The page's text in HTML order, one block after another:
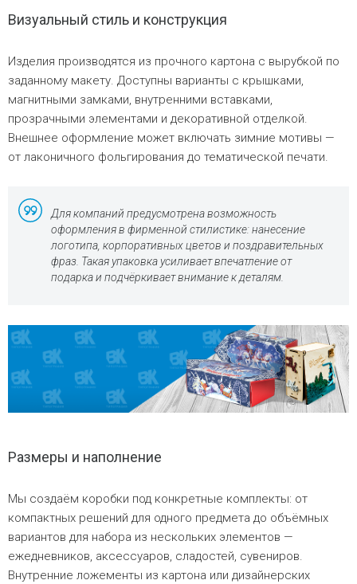
Визуальный стиль и конструкция
Изделия производятся из прочного картона с вырубкой по
заданному макету. Доступны варианты с крышками,
магнитными замками, внутренними вставками,
прозрачными элементами и декоративной отделкой.
Внешнее оформление может включать зимние мотивы —
от лаконичного фольгирования до тематической печати.
Для компаний предусмотрена возможность
оформления в фирменной стилистике: нанесение
логотипа, корпоративных цветов и поздравительных
фраз. Такая упаковка усиливает впечатление от
подарка и подчёркивает внимание к деталям.
Размеры и наполнение
Мы создаём коробки под конкретные комплекты: от
компактных решений для одного предмета до объёмных
вариантов для набора из нескольких элементов —
ежедневников, аксессуаров, сладостей, сувениров.
Внутренние ложементы из картона или дизайнерских